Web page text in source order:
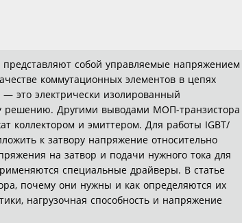
собой управляемые напряжением
коммутационных элементов в цепях
это электрически изолированный
Другими выводами МОП-транзистора
коллектором и эмиттером. Для работы IGBT/
к затвору напряжение относительно
на затвор и подачи нужного тока для
специальные драйверы. В статье
почему они нужны и как определяются их
нагрузочная способность и напряжение